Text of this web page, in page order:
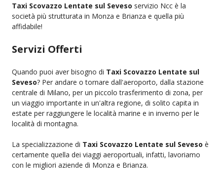
Taxi Scovazzo Lentate sul Seveso servizio Ncc è la
società più strutturata in Monza e Brianza e quella più
affidabile!
Servizi Offerti
Quando puoi aver bisogno di Taxi Scovazzo Lentate sul
Seveso? Per andare o tornare dall'aeroporto, dalla stazione
centrale di Milano, per un piccolo trasferimento di zona, per
un viaggio importante in un'altra regione, di solito capita in
estate per raggiungere le località marine e in inverno per le
località di montagna.
La specializzazione di Taxi Scovazzo Lentate sul Seveso è
certamente quella dei viaggi aeroportuali, infatti, lavoriamo
con le migliori aziende di Monza e Brianza.